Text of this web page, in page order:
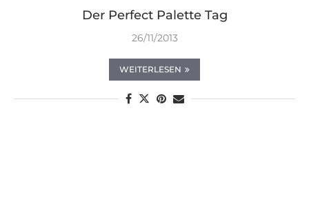
Der Perfect Palette Tag
26/11/2013
WEITERLESEN